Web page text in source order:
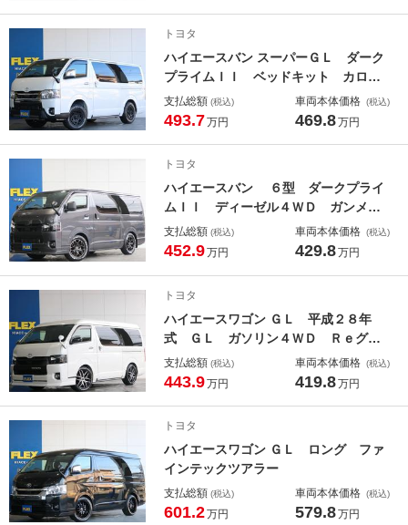
ー ＥＴＣ オリジナルＡＷ
トヨタ
ハイエースバン スーパーＧＬ ダーク
プライムＩＩ ベッドキット カロッ
ツェリア７インチナビ ＥＴＣ Ｔフ
ォーススポイラー ＮＴ１・１６イン
サイドバー ハンガーバー バックカ
メラ
支払総額 (税込)
493.7万円
車両本体価格 (税込)
469.8万円
トヨタ
ハイエースバン ６型 ダークプライ
ムＩＩ ディーゼル４ＷＤ ガンメ
タ メッキ部マットブラック塗装 Ｂ
ＩＧ－Ｘ１１インチナビ オーバーフ
支払総額 (税込)
452.9万円
車両本体価格 (税込)
429.8万円
トヨタ
ハイエースワゴン ＧＬ 平成２８年
式 ＧＬ ガソリン４ＷＤ Ｒｅグリ
ル ヘッドライトインナーブラック
フロントスポイラー オーバーフェン
支払総額 (税込)
443.9万円
車両本体価格 (税込)
419.8万円
トヨタ
ハイエースワゴン ＧＬ ロング ファ
インテックツアラー
支払総額 (税込)
601.2万円
車両本体価格 (税込)
579.8万円